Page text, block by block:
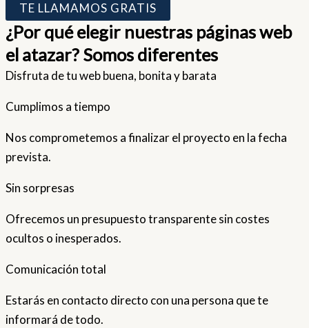
TE LLAMAMOS GRATIS
¿Por qué elegir nuestras páginas web
el atazar? Somos diferentes
Disfruta de tu web buena, bonita y barata
Cumplimos a tiempo
Nos comprometemos a finalizar el proyecto en la fecha
prevista.
Sin sorpresas
Ofrecemos un presupuesto transparente sin costes
ocultos o inesperados.
Comunicación total
Estarás en contacto directo con una persona que te
informará de todo.